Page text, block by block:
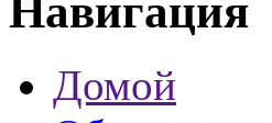
Навигация
Домой